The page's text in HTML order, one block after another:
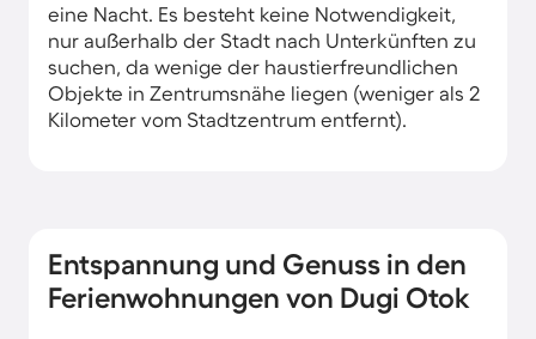
eine Nacht. Es besteht keine Notwendigkeit,
nur außerhalb der Stadt nach Unterkünften zu
suchen, da wenige der haustierfreundlichen
Objekte in Zentrumsnähe liegen (weniger als 2
Kilometer vom Stadtzentrum entfernt).
Entspannung und Genuss in den
Ferienwohnungen von Dugi Otok